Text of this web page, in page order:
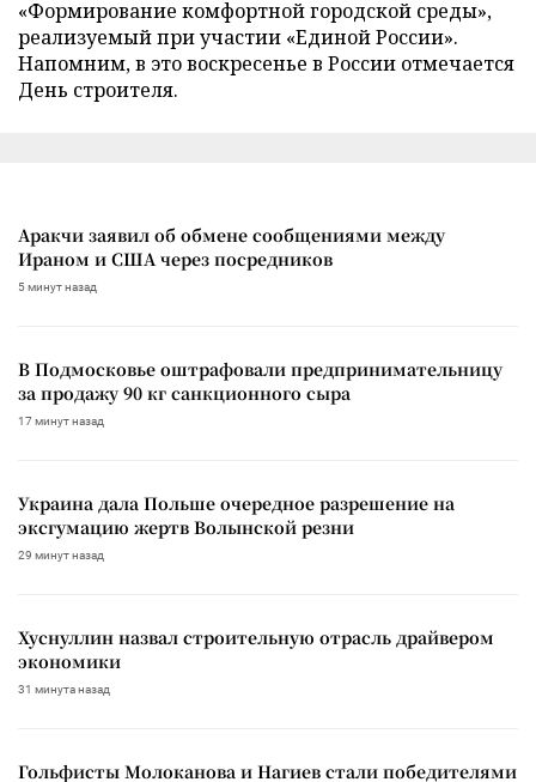
«Формирование комфортной городской среды»,
реализуемый при участии «Единой России».
Напомним, в это воскресенье в России отмечается
День строителя.
Аракчи заявил об обмене сообщениями между
Ираном и США через посредников
5 минут назад
В Подмосковье оштрафовали предпринимательницу
за продажу 90 кг санкционного сыра
17 минут назад
Украина дала Польше очередное разрешение на
эксгумацию жертв Волынской резни
29 минут назад
Хуснуллин назвал строительную отрасль драйвером
экономики
31 минута назад
Гольфисты Молоканова и Нагиев стали победителями